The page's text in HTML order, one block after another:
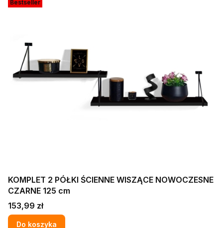
Bestseller
KOMPLET 2 PÓŁKI ŚCIENNE WISZĄCE NOWOCZESNE
CZARNE 125 cm
Cena
153,99 zł
Do koszyka